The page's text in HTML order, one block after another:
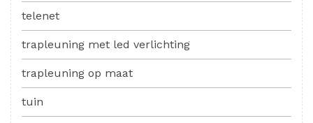
telenet
trapleuning met led verlichting
trapleuning op maat
tuin